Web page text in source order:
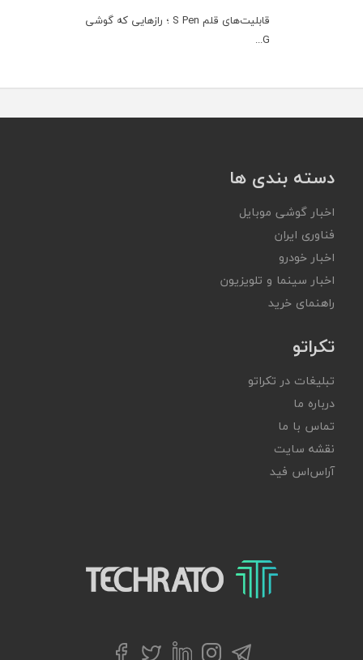
قابلیت‌های قلم S Pen ؛ رازهایی که گوشی
G...
دسته بندی ها
اخبار گوشی موبایل
فناوری ایران
اخبار خودرو
اخبار سینما و تلویزیون
راهنمای خرید
تکراتو
تبلیغات در تکراتو
درباره ما
تماس با ما
نقشه سایت
آر‌اس‌اس فید
تکراتو – زندگی با تکنولوژی
تلگراماینستاگرام
لینکداینتوییترفیسبوک